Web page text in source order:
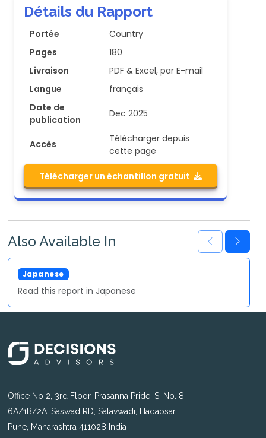
Détails du Rapport
Portée
Country
Pages
180
Livraison
PDF & Excel, par E-mail
Langue
français
Date de
publication
Dec 2025
Accès
Télécharger depuis
cette page
Télécharger un échantillon gratuit
Also Available In
Japanese
Read this report in Japanese
Office No 2, 3rd Floor, Prasanna Pride, S. No. 8,
6A/1B/2A, Saswad RD, Satavwadi, Hadapsar,
Pune, Maharashtra 411028 India